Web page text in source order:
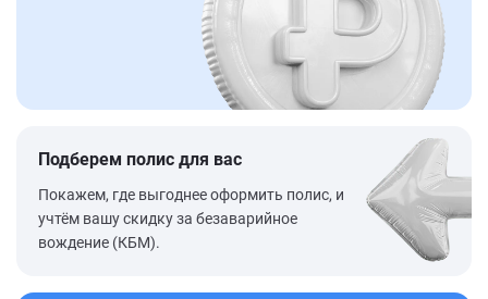
Подберем полис для вас
Покажем, где выгоднее оформить полис, и
учтём вашу скидку за безаварийное
вождение (КБМ).